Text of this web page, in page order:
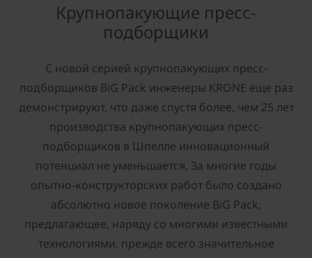
Крупнопакующие пресс-
подборщики
С новой серией крупнопакующих пресс-
подборщиков BiG Pack инженеры KRONE еще раз
демонстрируют, что даже спустя более, чем 25 лет
производства крупнопакующих пресс-
подборщиков в Шпелле инновационный
потенциал не уменьшается. За многие годы
опытно-конструкторских работ было создано
абсолютно новое поколение BiG Pack,
предлагающее, наряду со многими известными
технологиями, прежде всего значительное